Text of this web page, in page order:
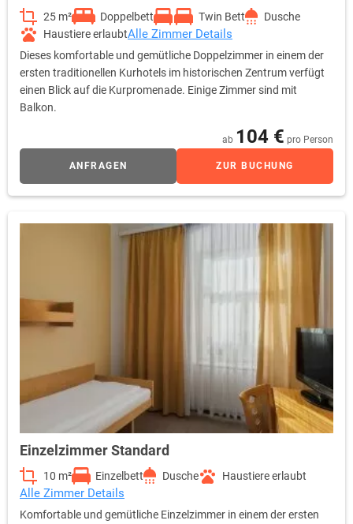
25 m² Doppelbett Twin Bett
Dusche
Haustiere erlaubtAlle Zimmer Details
Dieses komfortable und gemütliche Doppelzimmer in einem der
ersten traditionellen Kurhotels im historischen Zentrum verfügt
einen Blick auf die Kurpromenade. Einige Zimmer sind mit
Balkon.
ab 104 € pro Person
ANFRAGEN ZUR BUCHUNG
Einzelzimmer Standard
10 m² Einzelbett Dusche Haustiere erlaubt
Alle Zimmer Details
Komfortable und gemütliche Einzelzimmer in einem der ersten